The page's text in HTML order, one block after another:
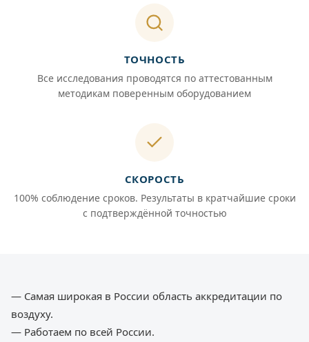
ТОЧНОСТЬ
Все исследования проводятся по аттестованным
методикам поверенным оборудованием
СКОРОСТЬ
100% соблюдение сроков. Результаты в кратчайшие сроки
с подтверждённой точностью
— Самая широкая в России область аккредитации по
воздуху.
— Работаем по всей России.